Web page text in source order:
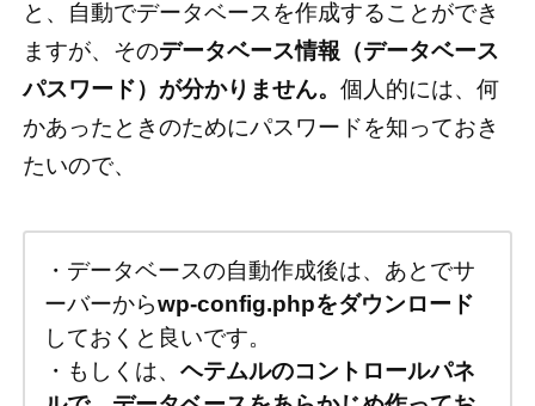
と、自動でデータベースを作成することができ
ますが、そのデータベース情報（データベース
パスワード）が分かりません。 個人的には、何
かあったときのためにパスワードを知っておき
たいので、
・データベースの自動作成後は、あとでサ
ーバーからwp-config.phpをダウンロード
しておくと良いです。
・もしくは、ヘテムルのコントロールパネ